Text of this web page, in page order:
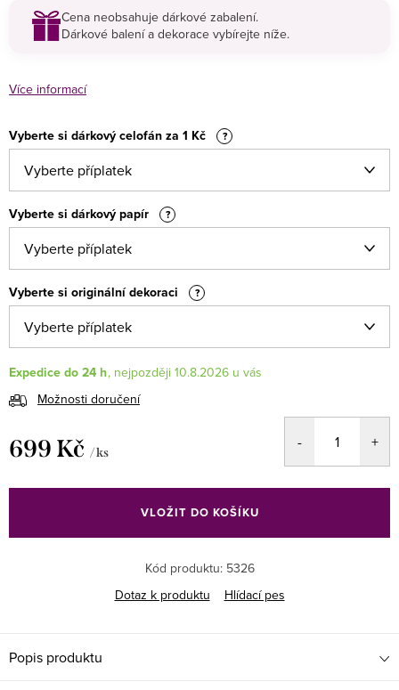
Cena neobsahuje dárkové zabalení.
Dárkové balení a dekorace vybírejte níže.
Více informací
Vyberte si dárkový celofán za 1 Kč ?
Vyberte si dárkový papír ?
Vyberte si originální dekoraci ?
Expedice do 24 h
10.8.2026
Možnosti doručení
699 Kč / ks
cena:
VLOŽIT DO KOŠÍKU
Kód produktu: 5326
Dotaz k produktu
Hlídací pes
Popis produktu